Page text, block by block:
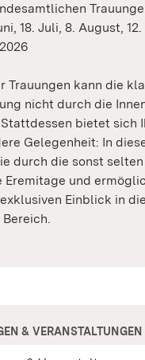
18. Juli, 8. August, 12.
Trauungen kann die
nicht durch die
bietet sich
Gelegenheit: In
durch die sonst selten
Eremitage und
Einblick in
& VERANSTALTUNGEN